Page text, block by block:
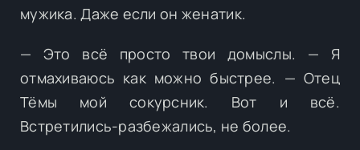
мужика. Даже если он женатик.
— Это всё просто твои домыслы. — Я
отмахиваюсь как можно быстрее. — Отец
Тёмы мой сокурсник. Вот и всё.
Встретились-разбежались, не более.